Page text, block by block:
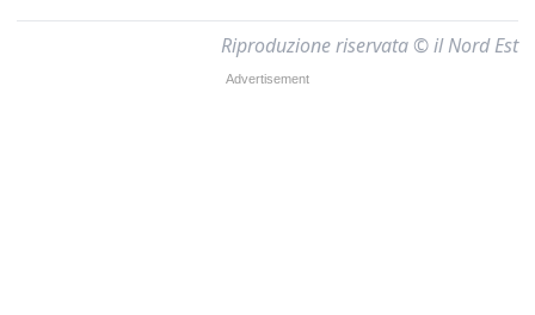
Riproduzione riservata © il Nord Est